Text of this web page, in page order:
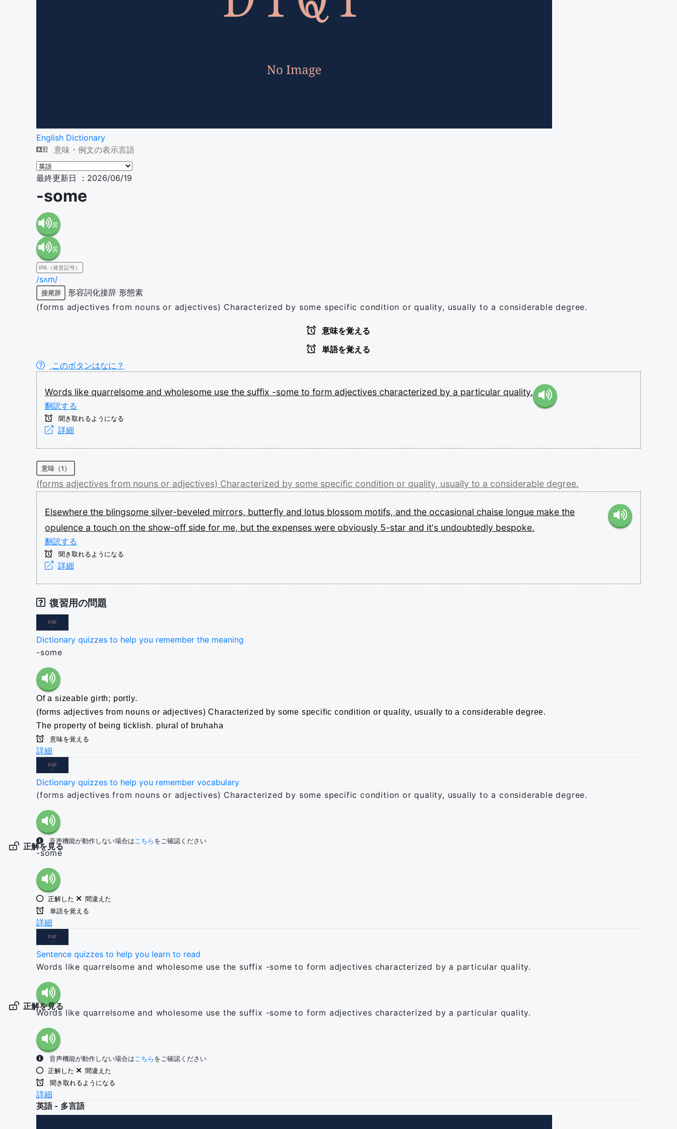
English Dictionary
意味・例文の表示言語
最終更新日 ：2026/06/19
-some
英
語（米
国）
(en-US)
英
語（イ
ギリ
IPA（発音記号）
/sʌm/
接尾辞 形容詞化接辞 形態素
(forms adjectives from nouns or adjectives) Characterized by some specific condition or quality, usually to a considerable degree.
意味を覚える
単語を覚える
このボタンはなに？
Words like quarrelsome and wholesome use the suffix -some to form adjectives characterized by a particular quality.
翻訳する
聞き取れるようになる
詳細
意味（1）
(forms adjectives from nouns or adjectives) Characterized by some specific condition or quality, usually to a considerable degree.
Elsewhere the blingsome silver-beveled mirrors, butterfly and lotus blossom motifs, and the occasional chaise longue make the
opulence a touch on the show-off side for me, but the expenses were obviously 5-star and it's undoubtedly bespoke.
翻訳する
聞き取れるようになる
詳細
復習用の問題
Dictionary quizzes to help you remember the meaning
-some
Of a sizeable girth; portly.
(forms adjectives from nouns or adjectives) Characterized by some specific condition or quality, usually to a considerable degree.
The property of being ticklish. plural of bruhaha
意味を覚える
詳細
Dictionary quizzes to help you remember vocabulary
(forms adjectives from nouns or adjectives) Characterized by some specific condition or quality, usually to a considerable degree.
音声機能が動作しない場合はこちら をご確認ください
正解を見る
-some
正解した
間違えた
単語を覚える
詳細
Sentence quizzes to help you learn to read
Words like quarrelsome and wholesome use the suffix -some to form adjectives characterized by a particular quality.
正解を見る
Words like quarrelsome and wholesome use the suffix -some to form adjectives characterized by a particular quality.
音声機能が動作しない場合はこちら をご確認ください
正解した
間違えた
聞き取れるようになる
詳細
英語 - 多言語